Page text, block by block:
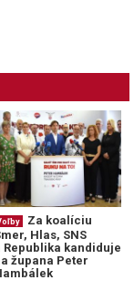
Za koalíciu
Hlas, SNS
Republika kandiduje
župana Peter